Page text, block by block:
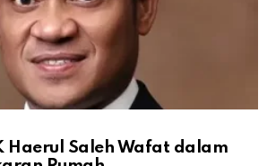
Haerul Saleh Wafat dalam